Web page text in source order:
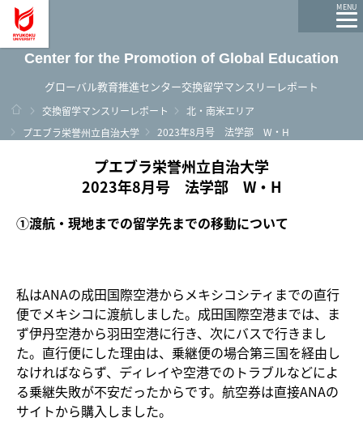
MENU
Center for the Promotion of Global Education
グローバル教育推進センター交換留学マンスリーレポート
ホーム
交換留学マンスリーレポート
北・南米エリア
プエブラ栄誉州立自治大学
2023年8月号 法学部 W・H
プエブラ栄誉州立自治大学
2023年8月号 法学部 W・H
①渡航・現地までの留学先までの移動について
私はANAの成田国際空港からメキシコシティまでの直行
便でメキシコに渡航しました。成田国際空港までは、ま
ず伊丹空港から羽田空港に行き、次にバスで行きまし
た。直行便にした理由は、乗継便の場合第三国を経由し
なければならず、ディレイや空港でのトラブルなどによ
る乗継失敗が不安だったからです。航空券は直接ANAの
サイトから購入しました。